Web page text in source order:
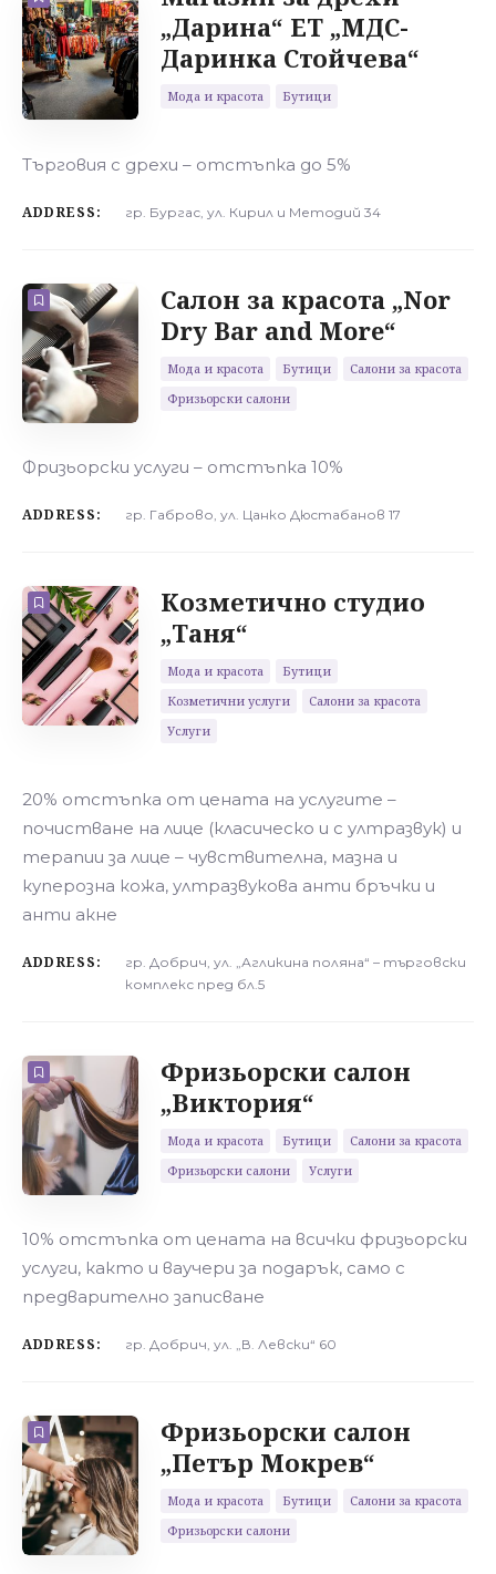
„Дарина“ ЕТ „МДС-
Даринка Стойчева“
Мода и красота Бутици
Търговия с дрехи – отстъпка до 5%
ADDRESS: гр. Бургас, ул. Кирил и Методий 34
Салон за красота „Nor
Dry Bar and More“
Мода и красота Бутици
Салони за красота
Фризьорски салони
Фризьорски услуги – отстъпка 10%
ADDRESS: гр. Габрово, ул. Цанко Дюстабанов 17
Козметично студио
„Таня“
Мода и красота
Бутици
Козметични услуги
Салони за красота
Услуги
20% отстъпка от цената на услугите –
почистване на лице (класическо и с ултразвук) и
терапии за лице – чувствителна, мазна и
куперозна кожа, ултразвукова анти бръчки и
анти акне
ADDRESS:
гр. Добрич, ул. „Агликина поляна“ – търговски
комплекс пред бл.5
Фризьорски салон
„Виктория“
Мода и красота Бутици
Салони за красота
Фризьорски салони
Услуги
10% отстъпка от цената на всички фризьорски
услуги, както и ваучери за подарък, само с
предварително записване
ADDRESS: гр. Добрич, ул. „В. Левски“ 60
Фризьорски салон
„Петър Мокрев“
Мода и красота Бутици
Салони за красота
Фризьорски салони